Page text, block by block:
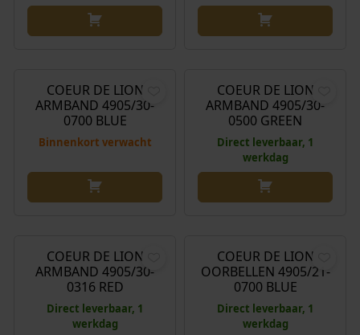
COEUR DE LION
ARMBAND 4905/30-
0700 BLUE
Binnenkort verwacht
COEUR DE LION
ARMBAND 4905/30-
0500 GREEN
Direct leverbaar, 1
werkdag
COEUR DE LION
ARMBAND 4905/30-
0316 RED
Direct leverbaar, 1
werkdag
COEUR DE LION
OORBELLEN 4905/21-
0700 BLUE
Direct leverbaar, 1
werkdag